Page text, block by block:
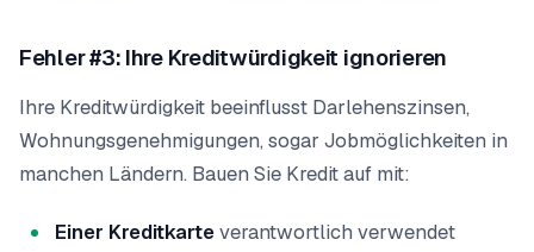
Fehler #3: Ihre Kreditwürdigkeit ignorieren
Ihre Kreditwürdigkeit beeinflusst Darlehenszinsen,
Wohnungsgenehmigungen, sogar Jobmöglichkeiten in
manchen Ländern. Bauen Sie Kredit auf mit:
Einer Kreditkarteverantwortlich verwendet